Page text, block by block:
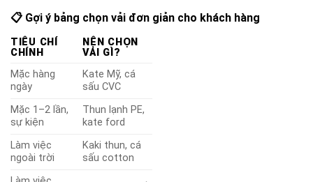
📋 Gợi ý bảng chọn vải đơn giản cho khách hàng
TIÊU CHÍ
CHÍNH
NÊN CHỌN
VẢI GÌ?
Mặc hàng
ngày
Kate Mỹ, cá
sấu CVC
Mặc 1–2 lần,
sự kiện
Thun lạnh PE,
kate ford
Làm việc
ngoài trời
Kaki thun, cá
sấu cotton